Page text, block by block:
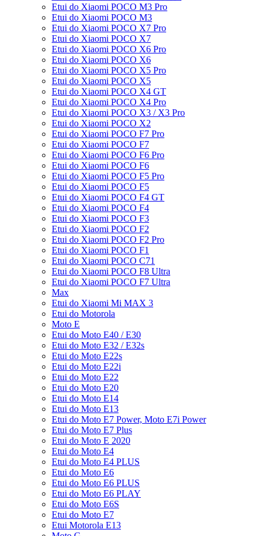
Etui do Xiaomi POCO M3 Pro
Etui do Xiaomi POCO M3
Etui do Xiaomi POCO X7 Pro
Etui do Xiaomi POCO X7
Etui do Xiaomi POCO X6 Pro
Etui do Xiaomi POCO X6
Etui do Xiaomi POCO X5 Pro
Etui do Xiaomi POCO X5
Etui do Xiaomi POCO X4 GT
Etui do Xiaomi POCO X4 Pro
Etui do Xiaomi POCO X3 / X3 Pro
Etui do Xiaomi POCO X2
Etui do Xiaomi POCO F7 Pro
Etui do Xiaomi POCO F7
Etui do Xiaomi POCO F6 Pro
Etui do Xiaomi POCO F6
Etui do Xiaomi POCO F5 Pro
Etui do Xiaomi POCO F5
Etui do Xiaomi POCO F4 GT
Etui do Xiaomi POCO F4
Etui do Xiaomi POCO F3
Etui do Xiaomi POCO F2
Etui do Xiaomi POCO F2 Pro
Etui do Xiaomi POCO F1
Etui do Xiaomi POCO C71
Etui do Xiaomi POCO F8 Ultra
Etui do Xiaomi POCO F7 Ultra
Max
Etui do Xiaomi Mi MAX 3
Etui do Motorola
Moto E
Etui do Moto E40 / E30
Etui do Moto E32 / E32s
Etui do Moto E22s
Etui do Moto E22i
Etui do Moto E22
Etui do Moto E20
Etui do Moto E14
Etui do Moto E13
Etui do Moto E7 Power, Moto E7i Power
Etui do Moto E7 Plus
Etui do Moto E 2020
Etui do Moto E4
Etui do Moto E4 PLUS
Etui do Moto E6
Etui do Moto E6 PLUS
Etui do Moto E6 PLAY
Etui do Moto E6S
Etui do Moto E7
Etui Motorola E13